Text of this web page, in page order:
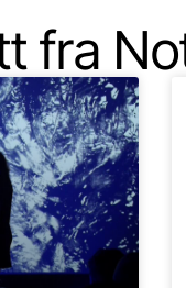
fra